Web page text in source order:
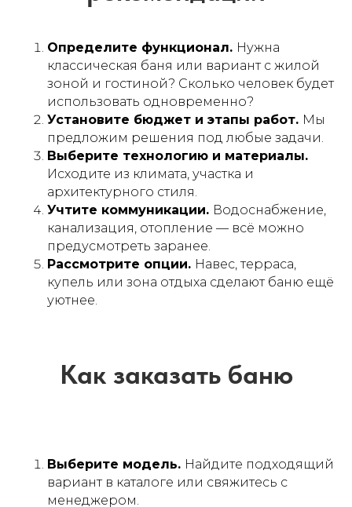
Определите функционал. Нужна
классическая баня или вариант с жилой
зоной и гостиной? Сколько человек будет
использовать одновременно?
Установите бюджет и этапы работ. Мы
предложим решения под любые задачи.
Выберите технологию и материалы.
Исходите из климата, участка и
архитектурного стиля.
Учтите коммуникации. Водоснабжение,
канализация, отопление — всё можно
предусмотреть заранее.
Рассмотрите опции. Навес, терраса,
купель или зона отдыха сделают баню ещё
уютнее.
Выберите модель. Найдите подходящий
вариант в каталоге или свяжитесь с
менеджером.